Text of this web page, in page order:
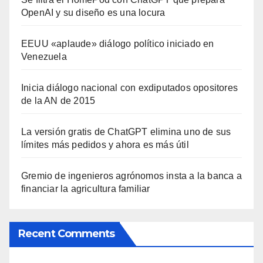
OpenAI y su diseño es una locura
EEUU «aplaude» diálogo político iniciado en
Venezuela
Inicia diálogo nacional con exdiputados opositores
de la AN de 2015
La versión gratis de ChatGPT elimina uno de sus
límites más pedidos y ahora es más útil
Gremio de ingenieros agrónomos insta a la banca a
financiar la agricultura familiar
Recent Comments